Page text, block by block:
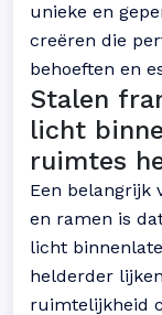
unieke en
creëren die
behoeften en
Stalen
licht
ruimtes
Een belangrijk
en ramen is
licht
helderder
ruimtelijkheid